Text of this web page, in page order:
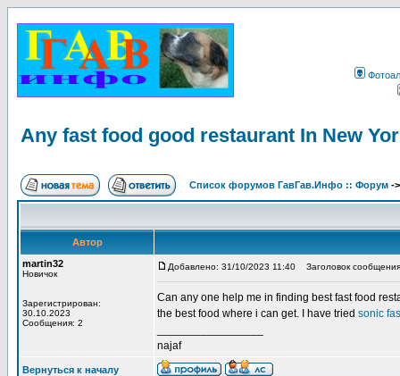
Any fast food good restaurant In New
Список форумов ГавГав.Инфо :: Форум -
Автор
martin32
Новичок
Зарегистрирован:
30.10.2023
Сообщения: 2
Добавлено: 31/10/2023 11:40 Заголовок
Can any one help me in finding best fast food
the best food where i can get. I have tried sonic
najaf
Вернуться к началу